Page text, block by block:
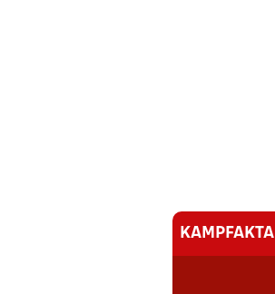
KAMPFAKTA